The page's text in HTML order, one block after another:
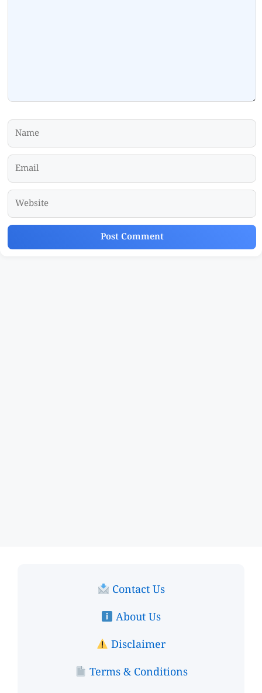
Name
Email
Website
Contact Us
About Us
Disclaimer
Terms & Conditions